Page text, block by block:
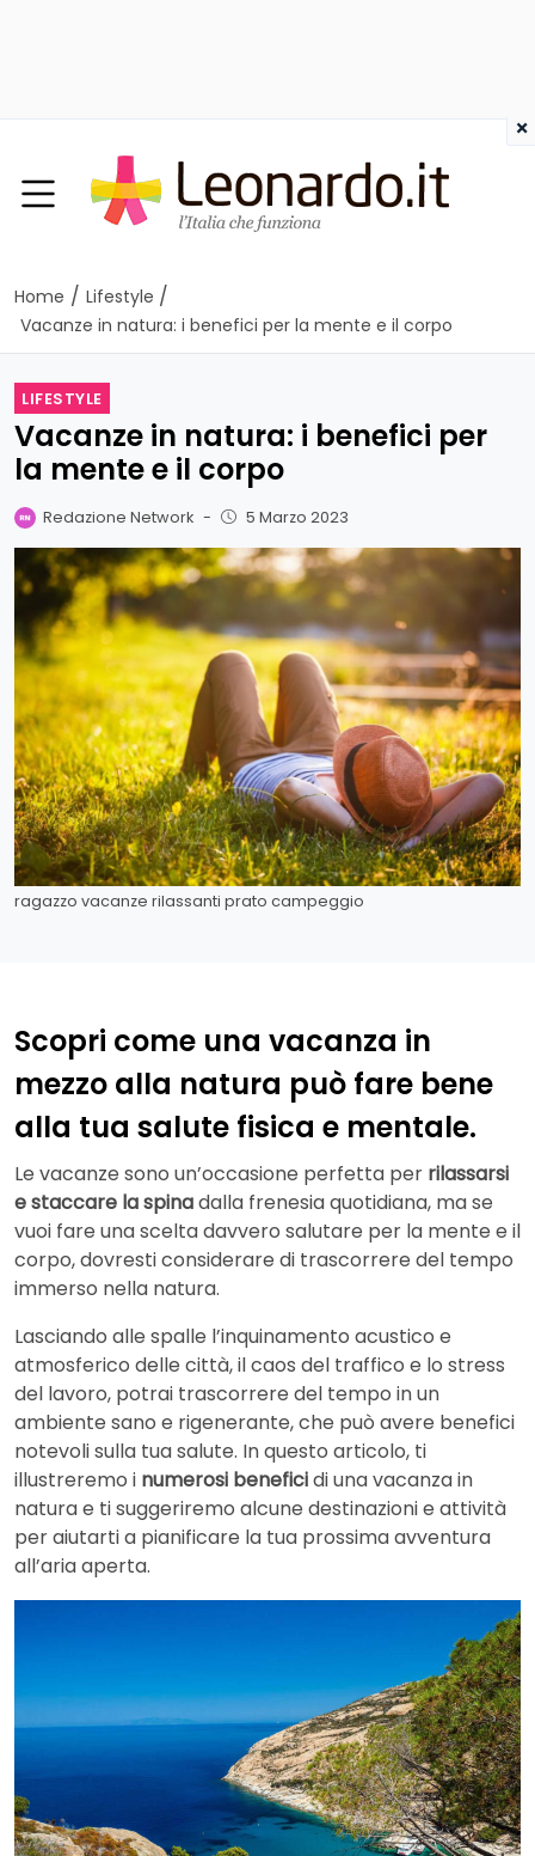
Home / Lifestyle /
Vacanze in natura: i benefici per la mente e il corpo
LIFESTYLE
Vacanze in natura: i benefici per
la mente e il corpo
Redazione Network - 5 Marzo 2023
ragazzo vacanze rilassanti prato campeggio
Scopri come una vacanza in
mezzo alla natura può fare bene
alla tua salute fisica e mentale.
Le vacanze sono un’occasione perfetta per rilassarsi
e staccare la spinadalla frenesia quotidiana, ma se
vuoi fare una scelta davvero salutare per la mente e il
corpo, dovresti considerare di trascorrere del tempo
immerso nella natura.
Lasciando alle spalle l’inquinamento acustico e
atmosferico delle città, il caos del traffico e lo stress
del lavoro, potrai trascorrere del tempo in un
ambiente sano e rigenerante, che può avere benefici
notevoli sulla tua salute. In questo articolo, ti
illustreremo i numerosi beneficidi una vacanza in
natura e ti suggeriremo alcune destinazioni e attività
per aiutarti a pianificare la tua prossima avventura
all’aria aperta.
×